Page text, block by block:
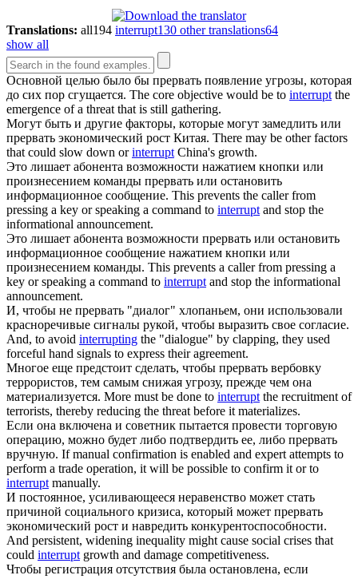
Translations: all194 interrupt130 other translations64
show all
Основной целью было бы прервать появление угрозы, которая
до сих пор сгущается. The core objective would be to interruptthe
emergence of a threat that is still gathering.
Могут быть и другие факторы, которые могут замедлить или
прервать экономический рост Китая. There may be other factors
that could slow down orinterruptChina's growth.
Это лишает абонента возможности нажатием кнопки или
произнесением команды прервать или остановить
информационное сообщение. This prevents the caller from
pressing a key or speaking a command to interruptand stop the
informational announcement.
Это лишает абонента возможности прервать или остановить
информационное сообщение нажатием кнопки или
произнесением команды. This prevents a caller from pressing a
key or speaking a command to interruptand stop the informational
announcement.
И, чтобы не прервать "диалог" хлопаньем, они использовали
красноречивые сигналы рукой, чтобы выразить свое согласие.
And, to avoid interrupting the "dialogue" by clapping, they used
forceful hand signals to express their agreement.
Многое еще предстоит сделать, чтобы прервать вербовку
террористов, тем самым снижая угрозу, прежде чем она
материализуется. More must be done to interruptthe recruitment of
terrorists, thereby reducing the threat before it materializes.
Если она включена и советник пытается провести торговую
операцию, можно будет либо подтвердить ее, либо прервать
вручную. If manual confirmation is enabled and expert attempts to
perform a trade operation, it will be possible to confirm it or to
interruptmanually.
И постоянное, усиливающееся неравенство может стать
причиной социального кризиса, который может прервать
экономический рост и навредить конкурентоспособности.
And persistent, widening inequality might cause social crises that
could interruptgrowth and damage competitiveness.
Чтобы регистрация отсутствия была остановлена, если